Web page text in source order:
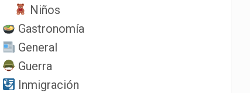
Niños
Gastronomía
General
Guerra
Inmigración